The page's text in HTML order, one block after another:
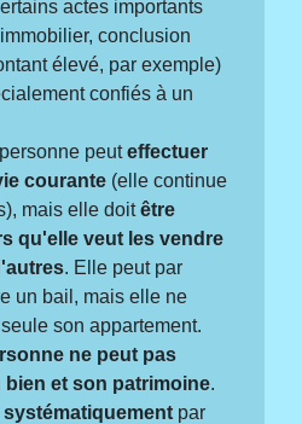
actes importants
conclusion
élevé, par exemple)
confiés à un
peuteffectuer
courante (elle continue
mais elle doitêtre
qu'elle veut les vendre
. Elle peut par
un bail, mais elle ne
son appartement.
ne peut pas
bien et son patrimoine.
systématiquement par